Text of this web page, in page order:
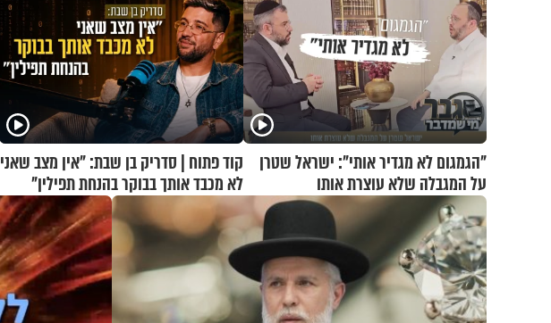
"הגמגום לא מגדיר אותי": ישראל שטרן
על המגבלה שלא עוצרת אותו
קוד פתוח | סדריק בן שבת: "אין מצב שאני
לא מכבד אותך בבוקר בהנחת תפילין"